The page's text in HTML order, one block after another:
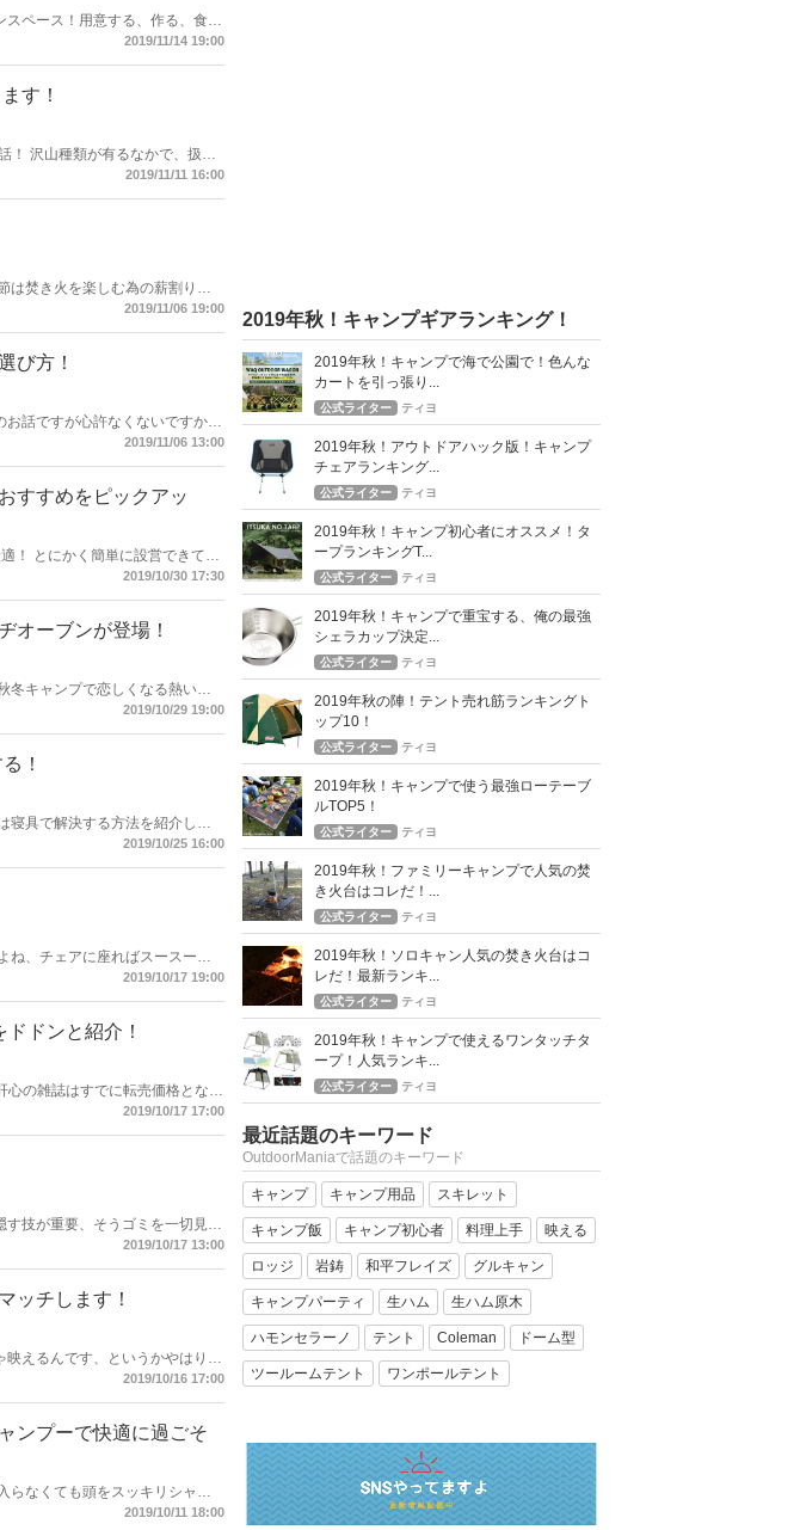
ペース！用意する、作る、食べ
使えるキッチンテーブルを紹介
2019/11/14 19:00
す！
！ 沢山種類が有るなかで、扱い
2019/11/11 16:00
は焚き火を楽しむ為の薪割りは
2019/11/06 19:00
び方！
話ですが心許なくないですか？
いて勉強してみました！2019/11/06 13:00
すすめをピックアッ
！ とにかく簡単に設営できて撤
2019/10/30 17:30
オーブンが登場！
冬キャンプで恋しくなる熱い料
利！ さっそく私は買っちゃいま
2019/10/29 19:00
！
寝具で解決する方法を紹介した
2019/10/25 16:00
ね、チェアに座ればスースー寒
中・お尻はとっても冷えます。
2019/10/17 19:00
ドンと紹介！
の雑誌はすでに転売価格となっ
プレートありますからね！ 今回
2019/10/17 17:00
技が重要、そうゴミを一切見せ
今回はそんなキャンプでのゴ
2019/10/17 13:00
ッチします！
えるんです、というかやはりア
2019/10/16 17:00
ンプーで快適に過ごそ
らなくても頭をスッキリシャン
2019/10/11 18:00
2019年秋！キャンプギアランキング！
2019年秋！キャンプで海で公園で！色んな
カートを引っ張り...
公式ライター ティヨ
2019年秋！アウトドアハック版！キャンプ
チェアランキング...
公式ライター ティヨ
2019年秋！キャンプ初心者にオススメ！タ
ープランキングT...
公式ライター ティヨ
2019年秋！キャンプで重宝する、俺の最強
シェラカップ決定...
公式ライター ティヨ
2019年秋の陣！テント売れ筋ランキングト
ップ10！
公式ライター ティヨ
2019年秋！キャンプで使う最強ローテーブ
ルTOP5！
公式ライター ティヨ
2019年秋！ファミリーキャンプで人気の焚
き火台はコレだ！...
公式ライター ティヨ
2019年秋！ソロキャン人気の焚き火台はコ
レだ！最新ランキ...
公式ライター ティヨ
2019年秋！キャンプで使えるワンタッチタ
ープ！人気ランキ...
公式ライター ティヨ
最近話題のキーワード
OutdoorManiaで話題のキーワード
キャンプ キャンプ用品 スキレット
キャンプ飯 キャンプ初心者 料理上手 映える
ロッジ 岩鋳 和平フレイズ グルキャン
キャンプパーティ 生ハム 生ハム原木
ハモンセラーノ テント Coleman ドーム型
ツールームテント ワンポールテント